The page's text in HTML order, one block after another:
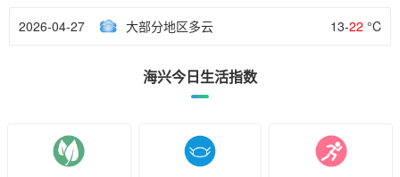
2026-04-27 大部分地区多云 13-22 °C
海兴今日生活指数